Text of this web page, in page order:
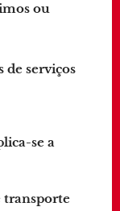
ou
de serviços
se a
transporte